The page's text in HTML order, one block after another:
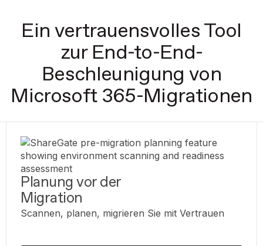
Ein vertrauensvolles Tool
zur End-to-End-
Beschleunigung von
Microsoft 365-Migrationen
Planung vor der
Migration
Scannen, planen, migrieren Sie mit Vertrauen